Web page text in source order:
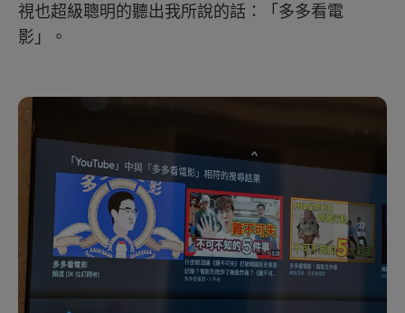
視也超級聰明的聽出我所說的話：「多多看電
影」。